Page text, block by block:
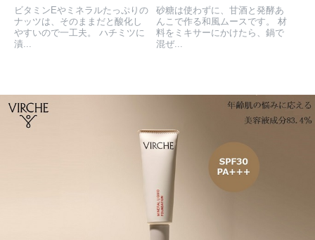
ビタミンEやミネラルたっぷりの
ナッツは、そのままだと酸化し
やすいので一工夫。 ハチミツに
漬...
砂糖は使わずに、甘酒と発酵あ
んこで作る和風ムースです。 材
料をミキサーにかけたら、鍋で
混ぜ...